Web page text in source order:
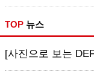
TOP 뉴스
[사진으로 보는